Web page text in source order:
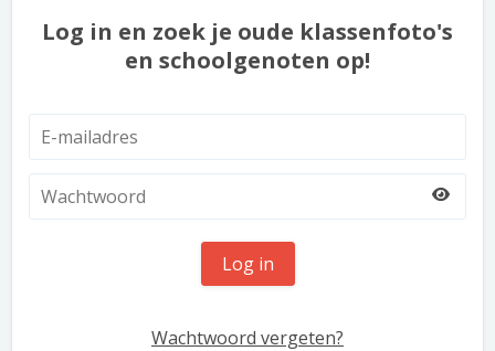
Log in en zoek je oude klassenfoto's
en schoolgenoten op!
Log in
Wachtwoord vergeten?